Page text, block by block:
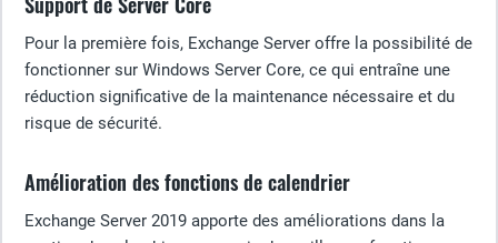
Pour la première fois, Exchange Server offre la possibilité de
fonctionner sur Windows Server Core, ce qui entraîne une
réduction significative de la maintenance nécessaire et du
risque de sécurité.
Amélioration des fonctions de calendrier
Exchange Server 2019 apporte des améliorations dans la